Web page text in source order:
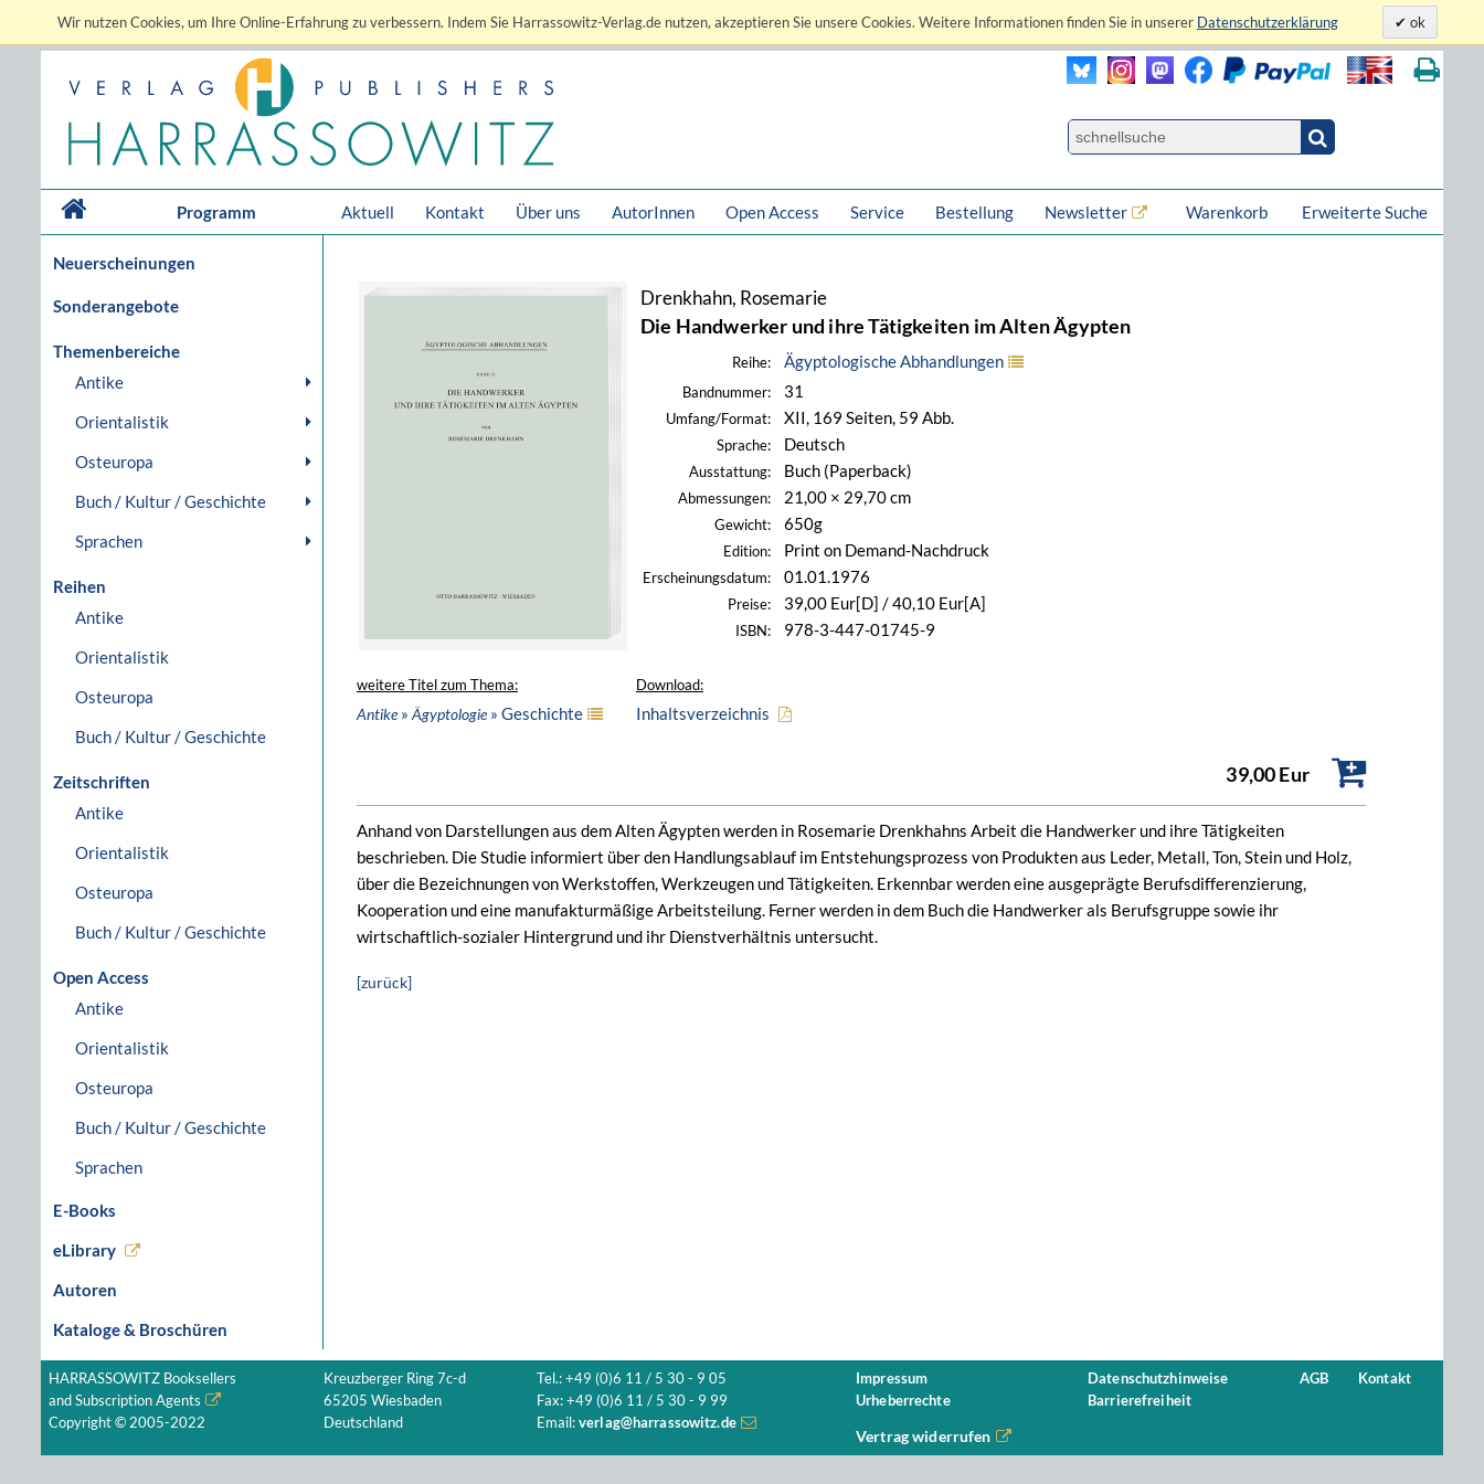
Wir nutzen Cookies, um Ihre Online-Erfahrung zu verbessern. Indem Sie Harrassowitz-Verlag.de nutzen, akzeptieren Sie unsere Cookies. Weitere Informationen finden Sie in unserer Datenschutzerklärung ok
Programm Aktuell Kontakt Über uns AutorInnen Open Access Service Bestellung Newsletter Erweiterte Suche
Warenkorb
Neuerscheinungen
Sonderangebote
Themenbereiche
Antike
Orientalistik
Osteuropa
Buch / Kultur / Geschichte
Sprachen
Reihen
Antike
Orientalistik
Osteuropa
Buch / Kultur / Geschichte
Zeitschriften
Antike
Orientalistik
Osteuropa
Buch / Kultur / Geschichte
Open Access
Antike
Orientalistik
Osteuropa
Buch / Kultur / Geschichte
Sprachen
E-Books
eLibrary
Autoren
Kataloge & Broschüren
Drenkhahn, Rosemarie
Die Handwerker und ihre Tätigkeiten im Alten Ägypten
Reihe: Ägyptologische Abhandlungen
Bandnummer: 31
Umfang/Format: XII, 169 Seiten, 59 Abb.
Sprache: Deutsch
Ausstattung: Buch (Paperback)
Abmessungen: 21,00 × 29,70 cm
Gewicht: 650g
Edition: Print on Demand-Nachdruck
Erscheinungsdatum: 01.01.1976
Preise: 39,00 Eur[D] / 40,10 Eur[A]
ISBN: 978-3-447-01745-9
weitere Titel zum Thema:
Antike» Ägyptologie» Geschichte
Download:
Inhaltsverzeichnis
39,00 Eur
Anhand von Darstellungen aus dem Alten Ägypten werden in Rosemarie Drenkhahns Arbeit die Handwerker und ihre Tätigkeiten
beschrieben. Die Studie informiert über den Handlungsablauf im Entstehungsprozess von Produkten aus Leder, Metall, Ton, Stein und Holz,
über die Bezeichnungen von Werkstoffen, Werkzeugen und Tätigkeiten. Erkennbar werden eine ausgeprägte Berufsdifferenzierung,
Kooperation und eine manufakturmäßige Arbeitsteilung. Ferner werden in dem Buch die Handwerker als Berufsgruppe sowie ihr
wirtschaftlich-sozialer Hintergrund und ihr Dienstverhältnis untersucht.
[zurück]
HARRASSOWITZ Booksellers
and Subscription Agents
Copyright © 2005-2022
Kreuzberger Ring 7c-d
65205 Wiesbaden
Deutschland
Tel.: +49 (0)6 11 / 5 30 - 9 05
Fax: +49 (0)6 11 / 5 30 - 9 99
Email: verlag@harrassowitz.de
Impressum
Urheberrechte
Datenschutzhinweise
Barrierefreiheit
AGB Kontakt
Vertrag widerrufen